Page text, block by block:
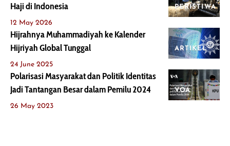
PERISTIWA
Haji di Indonesia
12 May 2026
ARTIKEL
Hijrahnya Muhammadiyah ke Kalender
Hijriyah Global Tunggal
24 June 2025
VOA
Polarisasi Masyarakat dan Politik Identitas
Jadi Tantangan Besar dalam Pemilu 2024
26 May 2023